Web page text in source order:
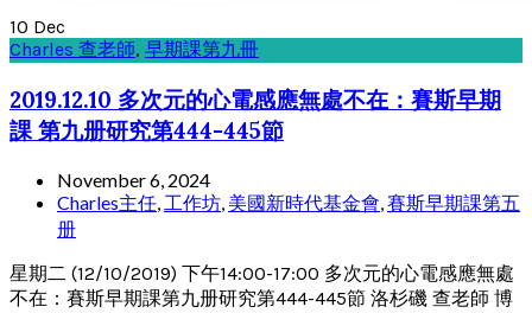
10 Dec
Charles 查老師, 早期課第九冊
2019.12.10 多次元的心電感應無處不在：賽斯早期
課 第九册研究第444-445節
November 6, 2024
Charles主任, 工作坊, 美國新時代基金會,賽斯早期課第五
册
星期二 (12/10/2019) 下午14:00-17:00 多次元的心電感應無處
不在：賽斯早期課第九册研究第444-445節 洛杉磯 查老師 博